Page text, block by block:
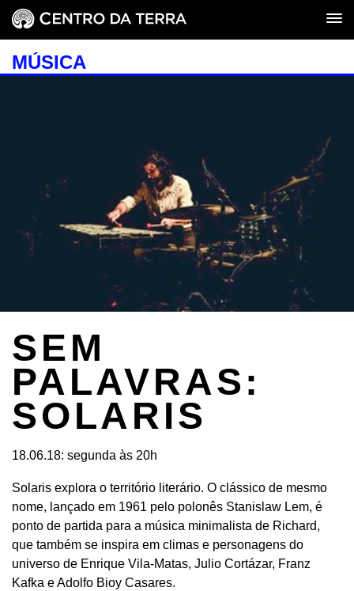
MÚSICA
SEM
PALAVRAS:
SOLARIS
18.06.18: segunda às 20h
Solaris explora o território literário. O clássico de mesmo
nome, lançado em 1961 pelo polonês Stanislaw Lem, é
ponto de partida para a música minimalista de Richard,
que também se inspira em climas e personagens do
universo de Enrique Vila-Matas, Julio Cortázar, Franz
Kafka e Adolfo Bioy Casares.